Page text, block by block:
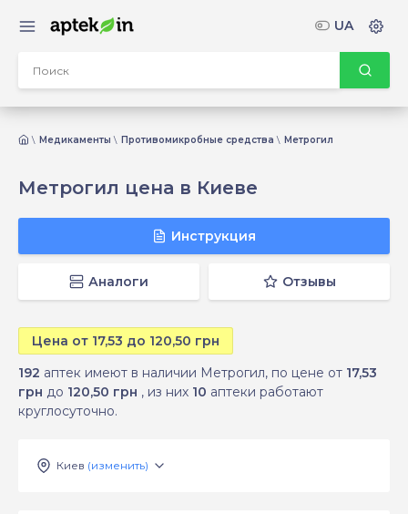
Медикаменты Противомикробные средства Метрогил
Метрогил цена в Киеве
Инструкция
Аналоги Отзывы
Цена от 17,53 до 120,50 грн
192 аптек имеют в наличии Метрогил, по цене от 17,53
грн до 120,50 грн , из них 10 аптеки работают
круглосуточно.
Киев (изменить)
UA